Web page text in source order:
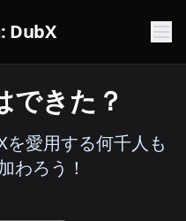
DubX
できた？
愛用する何千人も
わろう！